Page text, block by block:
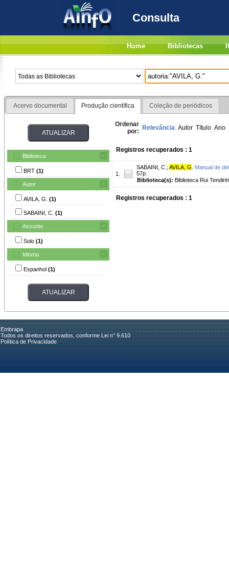
Consulta
Home Bibliotecas
Acervo documental Produção científica Coleção de periódicos
Biblioteca
BRT (1)
Autor
AVILA, G. (1)
SABAINI, C. (1)
Assunto
Solo (1)
Idioma
Espanhol (1)
Ordenar
por: Relevância Autor Título Ano
Registros recuperados : 1
1.
SABAINI, C. ; AVILA, G
Manual de
57p.
Biblioteca(s): Biblioteca Rui
Registros recuperados : 1
Embrapa
Todos os direitos reservados, conforme Lei n° 9.610
Política de Privacidade